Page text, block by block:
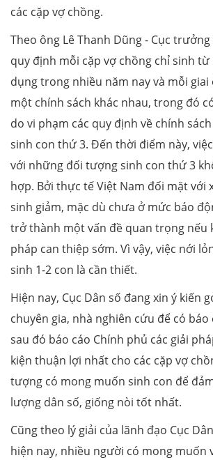
các cặp vợ chồng.
Theo ông Lê Thanh Dũng - Cục trưởng
quy định mỗi cặp vợ chồng chỉ sinh từ
dụng trong nhiều năm nay và mỗi giai
một chính sách khác nhau, trong đó
do vi phạm các quy định về chính
sinh con thứ 3. Đến thời điểm này,
với những đối tượng sinh con thứ 3
hợp. Bởi thực tế Việt Nam đối mặt với
sinh giảm, mặc dù chưa ở mức báo
trở thành một vấn đề quan trọng nếu
pháp can thiệp sớm. Vì vậy, việc nới
sinh 1-2 con là cần thiết.
Hiện nay, Cục Dân số đang xin ý kiến
chuyên gia, nhà nghiên cứu để có báo
sau đó báo cáo Chính phủ các giải
kiện thuận lợi nhất cho các cặp vợ
tượng có mong muốn sinh con để
lượng dân số, giống nòi tốt nhất.
Cũng theo lý giải của lãnh đạo Cục
hiện nay, nhiều người có mong muốn